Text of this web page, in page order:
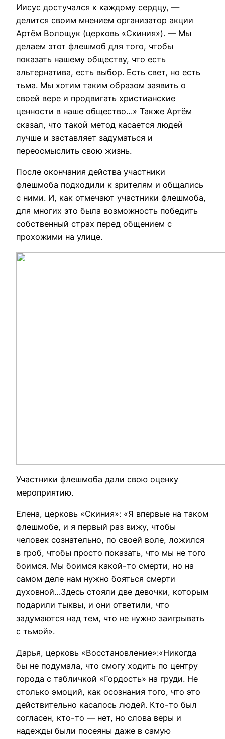
Иисус достучался к каждому сердцу, —
делится своим мнением организатор акции
Артём Волощук (церковь «Скиния»). — Мы
делаем этот флешмоб для того, чтобы
показать нашему обществу, что есть
альтернатива, есть выбор. Есть свет, но есть
тьма. Мы хотим таким образом заявить о
своей вере и продвигать христианские
ценности в наше общество…» Также Артём
сказал, что такой метод касается людей
лучше и заставляет задуматься и
переосмыслить свою жизнь.
После окончания действа участники
флешмоба подходили к зрителям и общались
с ними. И, как отмечают участники флешмоба,
для многих это была возможность победить
собственный страх перед общением с
прохожими на улице.
Участники флешмоба дали свою оценку
мероприятию.
Елена, церковь «Скиния»: «Я впервые на таком
флешмобе, и я первый раз вижу, чтобы
человек сознательно, по своей воле, ложился
в гроб, чтобы просто показать, что мы не того
боимся. Мы боимся какой-то смерти, но на
самом деле нам нужно бояться смерти
духовной…Здесь стояли две девочки, которым
подарили тыквы, и они ответили, что
задумаются над тем, что не нужно заигрывать
с тьмой».
Дарья, церковь «Восстановление»:«Никогда
бы не подумала, что смогу ходить по центру
города с табличкой «Гордость» на груди. Не
столько эмоций, как осознания того, что это
действительно касалось людей. Кто-то был
согласен, кто-то — нет, но слова веры и
надежды были посеяны даже в самую